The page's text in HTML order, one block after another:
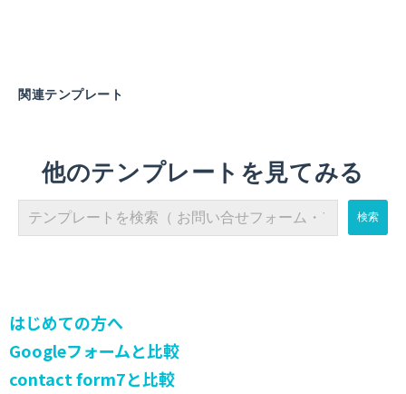
関連テンプレート
他のテンプレートを見てみる
はじめての方へ
Googleフォームと比較
contact form7と比較